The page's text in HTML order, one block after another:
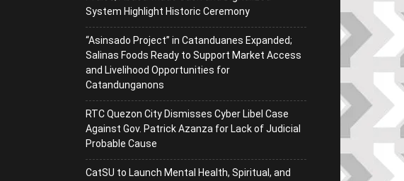
System Highlight Historic Ceremony
“Asinsado Project” in Catanduanes Expanded;
Salinas Foods Ready to Support Market Access
and Livelihood Opportunities for
Catandunganons
RTC Quezon City Dismisses Cyber Libel Case
Against Gov. Patrick Azanza for Lack of Judicial
Probable Cause
CatSU to Launch Mental Health, Spiritual, and